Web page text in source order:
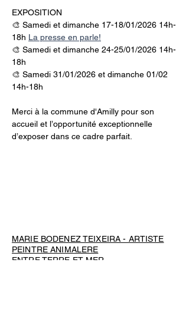
EXPOSITION
🎨 Samedi et dimanche 17-18/01/2026 14h-
18h La presse en parle!
🎨 Samedi et dimanche 24-25/01/2026 14h-
18h
🎨 Samedi 31/01/2026 et dimanche 01/02
14h-18h
Merci à la commune d'Amilly pour son
accueil et l’opportunité exceptionnelle
d’exposer dans ce cadre parfait.
MARIE BODENEZ TEIXEIRA - ARTISTE
PEINTRE ANIMALERE
ENTRE TERRE ET MER